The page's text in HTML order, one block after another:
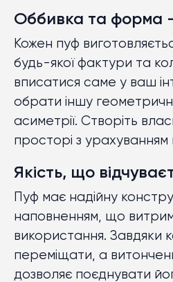
Оббивка та форма
Кожен пуф
будь-якої фактури та
вписатися саме у ваш
обрати іншу
асиметрії. Створіть
просторі з
Якість, що
Пуф має надійну
наповненням, що
використання. Завдяки
переміщати, а
дозволяє поєднувати